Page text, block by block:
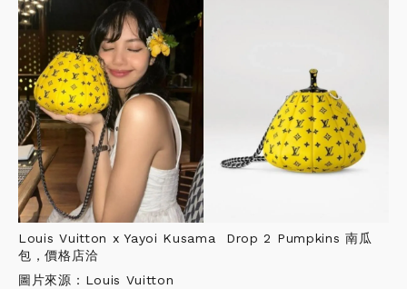
Louis Vuitton x Yayoi Kusama Drop 2 Pumpkins 南瓜
包，價格店洽
圖片來源：Louis Vuitton